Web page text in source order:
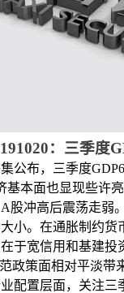
：三季度
公布，三季度
基本面也显现些许
股冲高后震荡走弱
小。在通胀制约货
于宽信用和基建投
政策面相对平淡带
配置层面，关注三